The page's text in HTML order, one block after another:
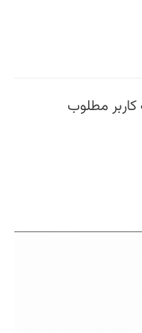
مطلوب